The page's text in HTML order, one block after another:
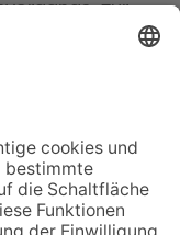
zur
die
der
(notwendige
von Art. 6
sofern keine